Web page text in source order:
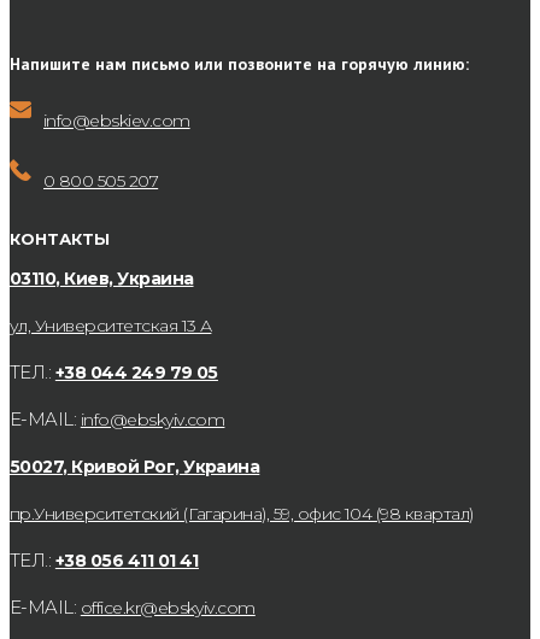
Напишите нам письмо или позвоните на горячую линию:
info@ebskiev.com
0 800 505 207
КОНТАКТЫ
03110, Киев, Украина
ул, Университетская 13 А
ТЕЛ.: +38 044 249 79 05
E-MAIL: info@ebskyiv.com
50027, Кривой Рог, Украина
пр.Университетский (Гагарина), 59, офис 104 (98 квартал)
ТЕЛ.: +38 056 411 01 41
E-MAIL: office.kr@ebskyiv.com